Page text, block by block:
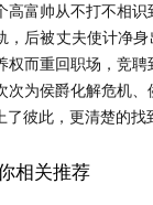
高富帅从不打不相
，后被丈夫使计净
权而重回职场，竞
次为侯爵化解危机
彼此，更清楚的找
相关推荐